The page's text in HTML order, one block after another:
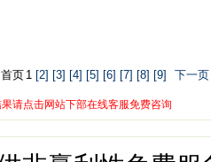
首页 1 [2] [3] [4] [5] [6] [7] [8] [9] 下一页
请点击网站下部在线客服免费咨询